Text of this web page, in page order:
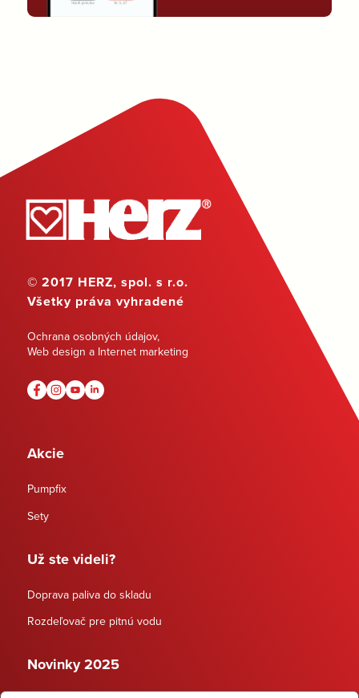
© 2017 HERZ, spol. s r.o.
Všetky práva vyhradené
Ochrana osobných údajov,
Web design a Internet marketing
Akcie
Pumpfix
Sety
Už ste videli?
Doprava paliva do skladu
Rozdeľovač pre pitnú vodu
Novinky 2025